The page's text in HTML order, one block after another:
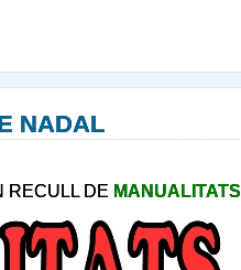
NADAL
RECULL DE MANUALITATS